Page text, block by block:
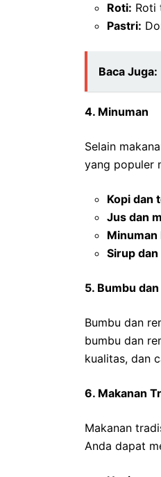
Roti: Roti
Pastri:
Baca Juga:
4. Minuman
Selain
yang populer
Kopi dan
Jus dan
Minuman
Sirup
5. Bumbu
Bumbu dan
bumbu dan
kualitas, dan
6. Makanan
Makanan
Anda dapat